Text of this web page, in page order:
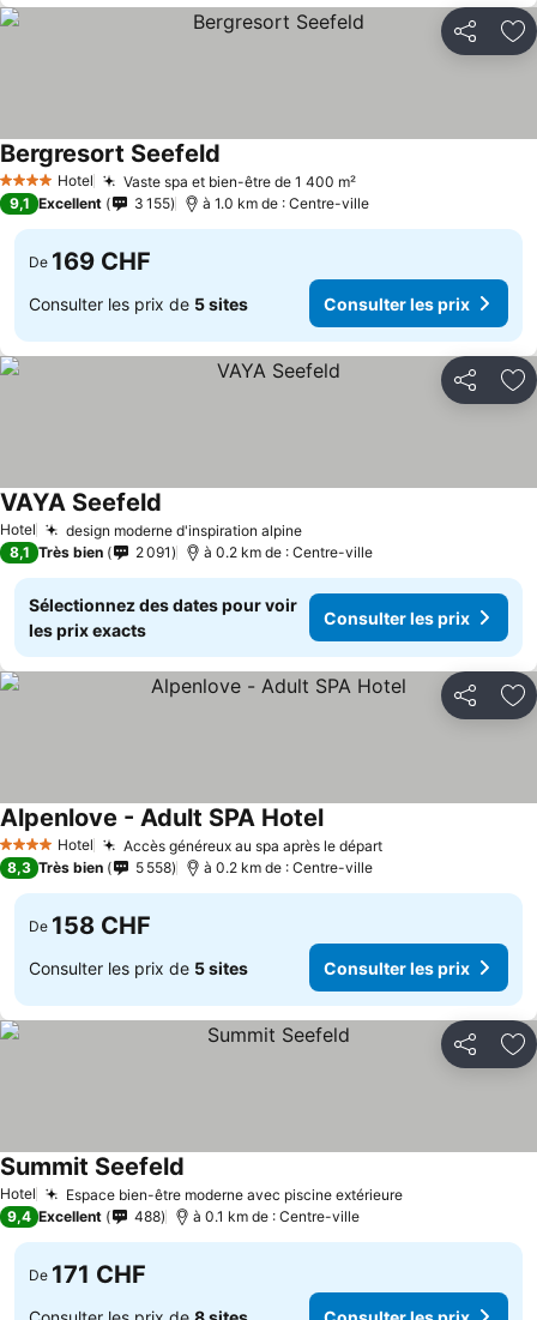
Partager
4 Étoiles Hotel Vaste spa et bien-être de 1 400 m²
Bergresort Seefeld
9,1 Excellent 3 155 à 1.0 km de : Centre-ville
De 169 CHF
Consulter les prix de 5 sites Consulter les prix
Partager
Hotel design moderne d'inspiration alpine
VAYA Seefeld
8,1 Très bien 2 091 à 0.2 km de : Centre-ville
Sélectionnez des dates pour voir
les prix exacts
Consulter les prix
Partager
4 Étoiles Hotel Accès généreux au spa après le départ
Alpenlove - Adult SPA Hotel
8,3 Très bien 5 558 à 0.2 km de : Centre-ville
De 158 CHF
Consulter les prix de 5 sites Consulter les prix
Partager
Hotel Espace bien-être moderne avec piscine extérieure
Summit Seefeld
9,4 Excellent 488 à 0.1 km de : Centre-ville
De 171 CHF